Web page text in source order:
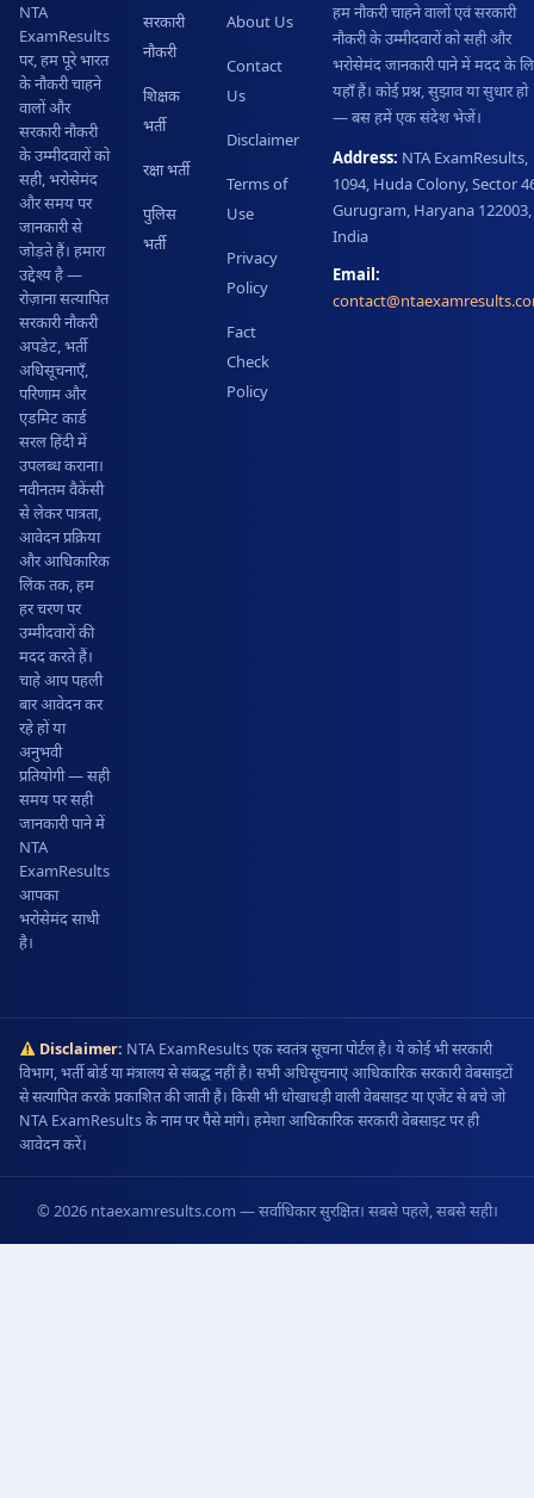
NTA
ExamResults
पर, हम पूरे भारत
के नौकरी चाहने
वालों और
सरकारी नौकरी
के उम्मीदवारों को
सही, भरोसेमंद
और समय पर
जानकारी से
जोड़ते हैं। हमारा
उद्देश्य है —
रोज़ाना सत्यापित
सरकारी नौकरी
अपडेट, भर्ती
अधिसूचनाएँ,
परिणाम और
एडमिट कार्ड
सरल हिंदी में
उपलब्ध कराना।
नवीनतम वैकेंसी
से लेकर पात्रता,
आवेदन प्रक्रिया
और आधिकारिक
लिंक तक, हम
हर चरण पर
उम्मीदवारों की
मदद करते हैं।
चाहे आप पहली
बार आवेदन कर
रहे हों या
अनुभवी
प्रतियोगी — सही
समय पर सही
जानकारी पाने में
NTA
ExamResults
आपका
भरोसेमंद साथी
है।
सरकारी
नौकरी
शिक्षक
भर्ती
रक्षा भर्ती
पुलिस
भर्ती
About Us
Contact
Us
Disclaimer
Terms of
Use
Privacy
Policy
Fact
Check
Policy
हम नौकरी चाहने वालों एवं सरकारी
नौकरी के उम्मीदवारों को सही और
भरोसेमंद जानकारी पाने में मदद के
यहाँ हैं। कोई प्रश्न, सुझाव या सुधार हो
— बस हमें एक संदेश भेजें।
Address: NTA ExamResults,
1094, Huda Colony, Sector
Gurugram, Haryana 122003,
India
Email:
Disclaimer: NTA ExamResults एक स्वतंत्र सूचना पोर्टल है। ये कोई भी सरकारी
विभाग, भर्ती बोर्ड या मंत्रालय से संबद्ध नहीं है। सभी अधिसूचनाएं आधिकारिक सरकारी वेबसाइटों
से सत्यापित करके प्रकाशित की जाती हैं। किसी भी धोखाधड़ी वाली वेबसाइट या एजेंट से बचे जो
NTA ExamResults के नाम पर पैसे मांगे। हमेशा आधिकारिक सरकारी वेबसाइट पर ही
आवेदन करें।
© 2026 ntaexamresults.com — सर्वाधिकार सुरक्षित। सबसे पहले, सबसे सही।